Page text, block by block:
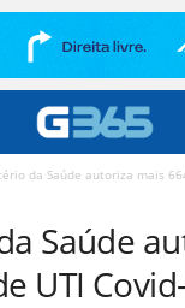
da Saúde autoriza mais
Saúde
UTI